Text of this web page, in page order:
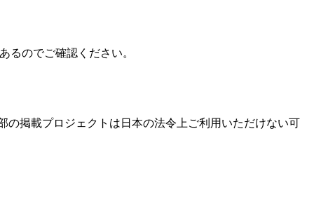
るのでご確認ください。
掲載プロジェクトは日本の法令上ご利用いただけない可